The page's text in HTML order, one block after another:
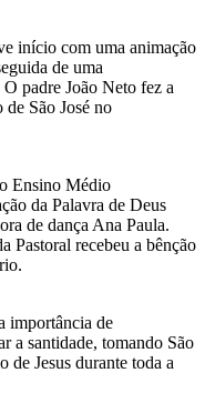
início com uma animação
de uma
O padre João Neto fez a
São José no
Ensino Médio
da Palavra de Deus
de dança Ana Paula.
Pastoral recebeu a bênção
importância de
a santidade, tomando São
de Jesus durante toda a